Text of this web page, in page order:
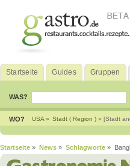
Startseite Guides Gruppen
WAS?
WO? USA » Stadt ( Region ) » [Stadt
Startseite » News » Schlagworte »